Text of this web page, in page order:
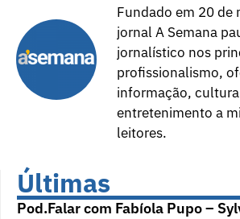
Fundado em 20 de
jornal A Semana
jornalístico nos
profissionalismo,
informação,
entretenimento a
leitores.
Últimas
Pod.Falar com Fabíola Pupo –